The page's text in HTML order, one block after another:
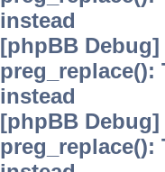
instead
[phpBB Debug]
instead
[phpBB Debug]